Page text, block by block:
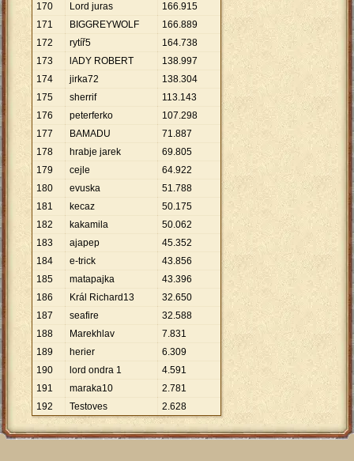
170
Lord juras 166.915
171
BIGGREYWOLF 166.889
172
rytíř5 164.738
173
lADY ROBERT 138.997
174
jirka72 138.304
175
sherrif 113.143
176
peterferko 107.298
177
BAMADU 71.887
178
hrabje jarek 69.805
179
cejle 64.922
180
evuska 51.788
181
kecaz 50.175
182
kakamila 50.062
183
ajapep 45.352
184
e-trick 43.856
185
matapajka 43.396
186
Král Richard13 32.650
187
seafire 32.588
188
Marekhlav 7.831
189
herier 6.309
190
lord ondra 1 4.591
191
maraka10 2.781
192
Testoves 2.628